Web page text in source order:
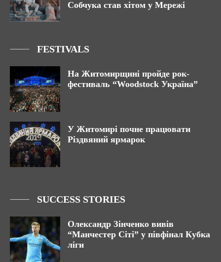
Собчука став хітом у Мережі
FESTIVALS
На Житомирщині пройде рок-
фестиваль “Woodstock Україна”
У Житомирі почне працювати
Різдвяний ярмарок
SUCCESS STORIES
Олександр Зінченко вивів
“Манчестер Сіті” у півфінал Кубка
ліги